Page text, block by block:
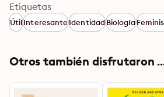
tackles a wide range of issues,
parenting, gender dysphoric
neuroscience of being transgender.
construct and a spectrum, and
Etiquetas
ÚtilInteresanteIdentidadBiología
Otros también disfrutaron